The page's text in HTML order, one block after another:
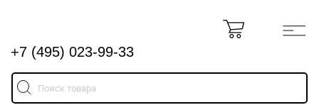
+7 (495) 023-99-33